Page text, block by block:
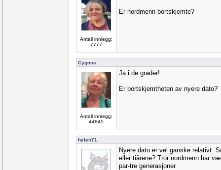
Antall innlegg:
7777
Er nordmenn bortskjemte?
Cygnus
Antall innlegg:
44845
Ja i de grader!
Er bortskjemtheten av nyere dato?
helen71
Nyere dato er vel ganske relativt.
eller tiårene? Tror nordmenn har
par-tre generasjoner.